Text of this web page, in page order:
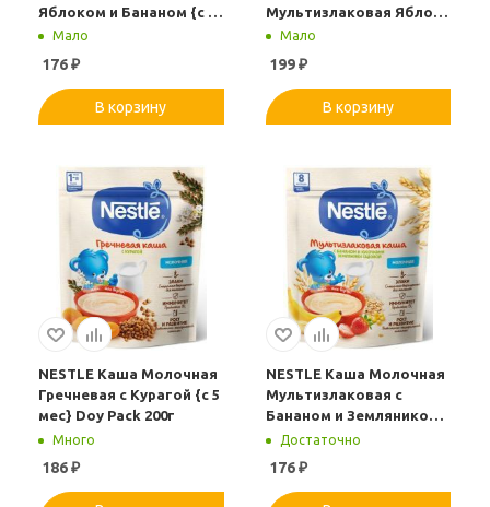
Яблоком и Бананом {с 6
мес} Doy Pack 200г.
Мало
176₽
В корзину
Мультизлаковая Яблоко
Земляника Персик {с 12
Мало
199₽
В корзину
NESTLE Каша Молочная
Гречневая с Курагой {с 5
мес} Doy Pack 200г
Много
186₽
NESTLE Каша Молочная
Мультизлаковая с
Бананом и Земляникой
Биф {с 8 мес} Doy Pack
Достаточно
176₽